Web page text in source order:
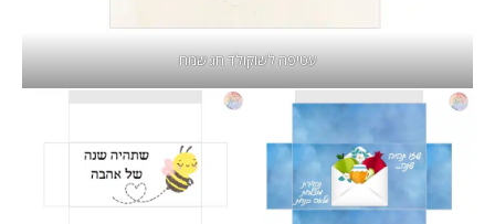
עטיפה לשוקולד חג שמח